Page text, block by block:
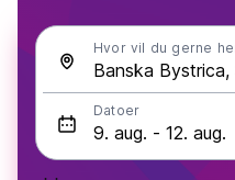
Hvor vil du gerne
Datoer